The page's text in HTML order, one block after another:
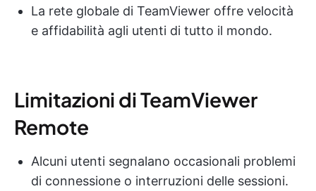
La rete globale di TeamViewer offre velocità
e affidabilità agli utenti di tutto il mondo.
Limitazioni di TeamViewer
Remote
Alcuni utenti segnalano occasionali problemi
di connessione o interruzioni delle sessioni.